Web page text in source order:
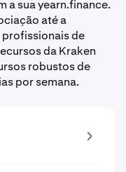
a sua yearn.finance.
até a
de
da Kraken
robustos de
por semana.